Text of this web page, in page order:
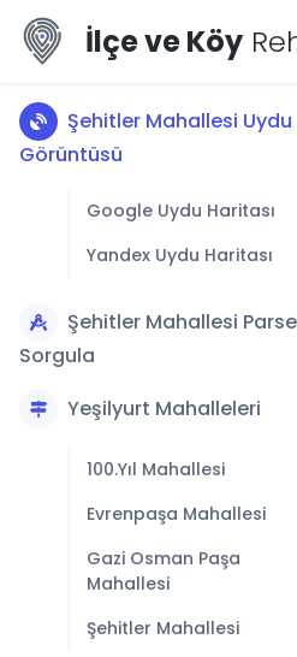
İlçe ve Köy
Şehitler Mahallesi Uydu
Görüntüsü
Google Uydu Haritası
Yandex Uydu Haritası
Şehitler Mahallesi
Sorgula
Yeşilyurt Mahalleleri
100.Yıl Mahallesi
Evrenpaşa Mahallesi
Gazi Osman Paşa
Mahallesi
Şehitler Mahallesi